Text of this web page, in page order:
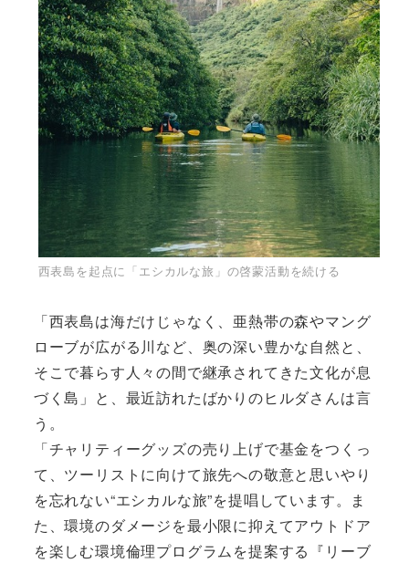
西表島を起点に「エシカルな旅」の啓蒙活動を続ける
「西表島は海だけじゃなく、亜熱帯の森やマング
ローブが広がる川など、奥の深い豊かな自然と、
そこで暮らす人々の間で継承されてきた文化が息
づく島」と、最近訪れたばかりのヒルダさんは言
う。
「チャリティーグッズの売り上げで基金をつくっ
て、ツーリストに向けて旅先への敬意と思いやり
を忘れない“エシカルな旅”を提唱しています。ま
た、環境のダメージを最小限に抑えてアウトドア
を楽しむ環境倫理プログラムを提案する『リーブ